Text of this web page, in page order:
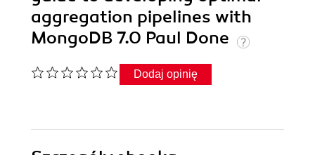
aggregation pipelines with
MongoDB 7.0 Paul Done
Dodaj opinię